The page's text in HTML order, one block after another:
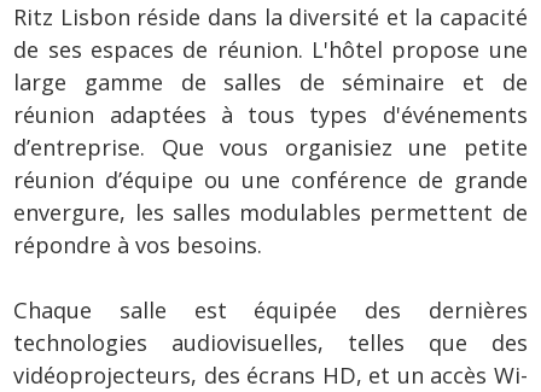
Ritz Lisbon réside dans la diversité et la capacité
de ses espaces de réunion. L'hôtel propose une
large gamme de salles de séminaire et de
réunion adaptées à tous types d'événements
d’entreprise. Que vous organisiez une petite
réunion d’équipe ou une conférence de grande
envergure, les salles modulables permettent de
répondre à vos besoins.
Chaque salle est équipée des dernières
technologies audiovisuelles, telles que des
vidéoprojecteurs, des écrans HD, et un accès Wi-